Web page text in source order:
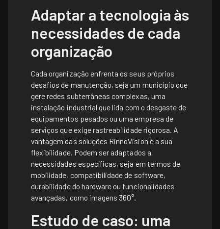
Adaptar a tecnologia às
necessidades de cada
organização
Cada organização enfrenta os seus próprios
desafios de manutenção, seja um município que
gere redes subterrâneas complexas, uma
instalação industrial que lida com o desgaste de
equipamentos pesados ou uma empresa de
serviços que exige rastreabilidade rigorosa. A
vantagem das soluções RinnoVision é a sua
flexibilidade. Podem ser adaptados a
necessidades específicas, seja em termos de
mobilidade, compatibilidade de software,
durabilidade do hardware ou funcionalidades
avançadas, como imagens 360°.
Estudo de caso: uma